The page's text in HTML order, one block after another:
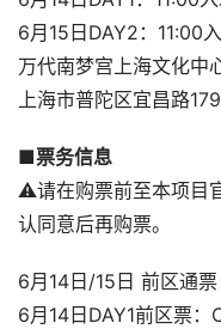
6月15日DAY2：11:00
万代南梦宫上海文化中
上海市普陀区宜昌路
■票务信息
⚠️请在购票前至本项目
认同意后再购票。
6月14日/15日 前区通
6月14日DAY1前区票